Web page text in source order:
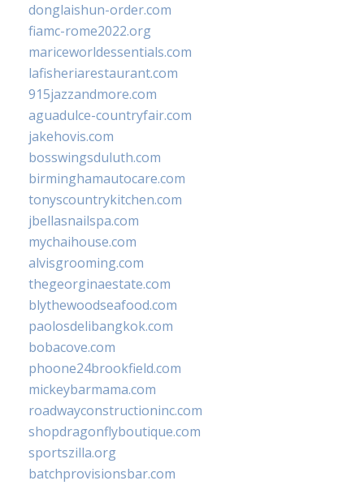
donglaishun-order.com
fiamc-rome2022.org
mariceworldessentials.com
lafisheriarestaurant.com
915jazzandmore.com
aguadulce-countryfair.com
jakehovis.com
bosswingsduluth.com
birminghamautocare.com
tonyscountrykitchen.com
jbellasnailspa.com
mychaihouse.com
alvisgrooming.com
thegeorginaestate.com
blythewoodseafood.com
paolosdelibangkok.com
bobacove.com
phoone24brookfield.com
mickeybarmama.com
roadwayconstructioninc.com
shopdragonflyboutique.com
sportszilla.org
batchprovisionsbar.com